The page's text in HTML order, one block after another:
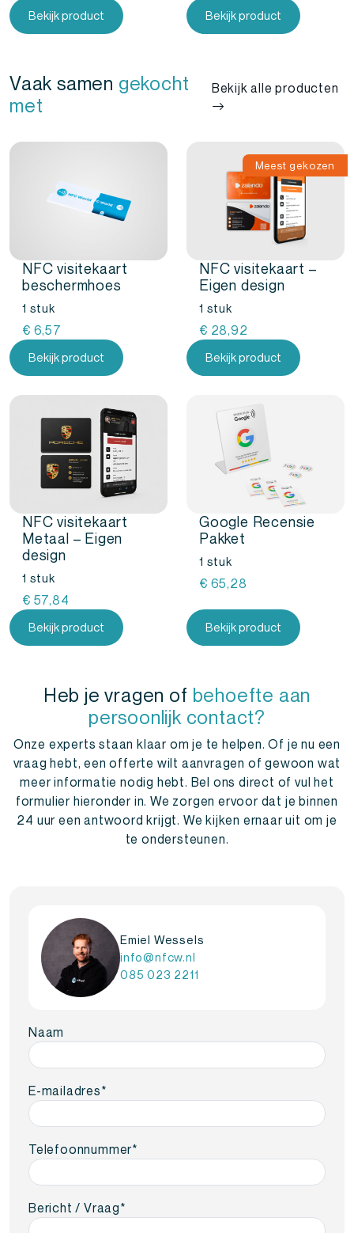
was:
prijs
is:
Bekijk product Bekijk product
Vaak samen gekocht
met
Bekijk alle producten
NFC visitekaart
beschermhoes
1 stuk
€ 6,57
Bekijk product
Meest gekozen
NFC visitekaart –
Eigen design
1 stuk
€ 28,92
Bekijk product
NFC visitekaart
Metaal – Eigen
design
1 stuk
€ 57,84
Bekijk product
Google Recensie
Pakket
1 stuk
€ 65,28
Bekijk product
Heb je vragen of behoefte aan
persoonlijk contact?
Onze experts staan klaar om je te helpen. Of je nu een
vraag hebt, een offerte wilt aanvragen of gewoon wat
meer informatie nodig hebt. Bel ons direct of vul het
formulier hieronder in. We zorgen ervoor dat je binnen
24 uur een antwoord krijgt. We kijken ernaar uit om je
te ondersteunen.
Emiel Wessels
info@nfcw.nl
085 023 2211
Naam
E-mailadres*
Telefoonnummer*
Bericht / Vraag*